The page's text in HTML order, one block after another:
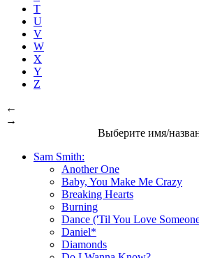
T
U
V
W
X
Y
Z
←
→
Выберите имя/
Sam Smith:
Another One
Baby, You Make Me Crazy
Breaking Hearts
Burning
Dance ('Til You Love
Daniel*
Diamonds